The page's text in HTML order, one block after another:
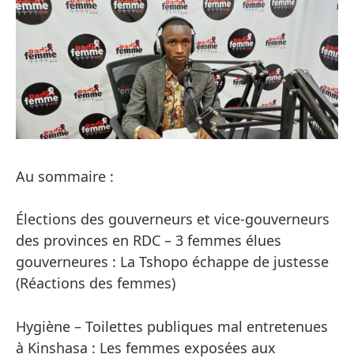
Au sommaire :
Élections des gouverneurs et vice-gouverneurs
des provinces en RDC – 3 femmes élues
gouverneures : La Tshopo échappe de justesse
(Réactions des femmes)
Hygiène – Toilettes publiques mal entretenues
à Kinshasa : Les femmes exposées aux